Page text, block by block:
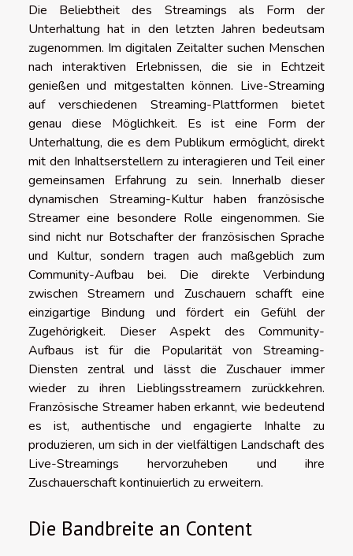
Die Beliebtheit des Streamings als Form der
Unterhaltung hat in den letzten Jahren bedeutsam
zugenommen. Im digitalen Zeitalter suchen Menschen
nach interaktiven Erlebnissen, die sie in Echtzeit
genießen und mitgestalten können. Live-Streaming
auf verschiedenen Streaming-Plattformen bietet
genau diese Möglichkeit. Es ist eine Form der
Unterhaltung, die es dem Publikum ermöglicht, direkt
mit den Inhaltserstellern zu interagieren und Teil einer
gemeinsamen Erfahrung zu sein. Innerhalb dieser
dynamischen Streaming-Kultur haben französische
Streamer eine besondere Rolle eingenommen. Sie
sind nicht nur Botschafter der französischen Sprache
und Kultur, sondern tragen auch maßgeblich zum
Community-Aufbau bei. Die direkte Verbindung
zwischen Streamern und Zuschauern schafft eine
einzigartige Bindung und fördert ein Gefühl der
Zugehörigkeit. Dieser Aspekt des Community-
Aufbaus ist für die Popularität von Streaming-
Diensten zentral und lässt die Zuschauer immer
wieder zu ihren Lieblingsstreamern zurückkehren.
Französische Streamer haben erkannt, wie bedeutend
es ist, authentische und engagierte Inhalte zu
produzieren, um sich in der vielfältigen Landschaft des
Live-Streamings hervorzuheben und ihre
Zuschauerschaft kontinuierlich zu erweitern.
Die Bandbreite an Content